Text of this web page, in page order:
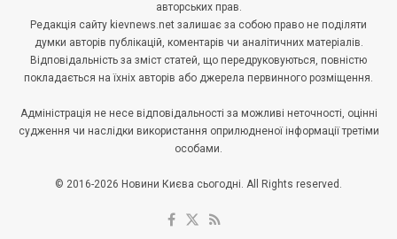
авторських прав.
Редакція сайту kievnews.net залишає за собою право не поділяти
думки авторів публікацій, коментарів чи аналітичних матеріалів.
Відповідальність за зміст статей, що передруковуються, повністю
покладається на їхніх авторів або джерела первинного розміщення.
Адміністрація не несе відповідальності за можливі неточності, оцінні
судження чи наслідки використання оприлюдненої інформації третіми
особами.
© 2016-2026 Новини Києва сьогодні. All Rights reserved.